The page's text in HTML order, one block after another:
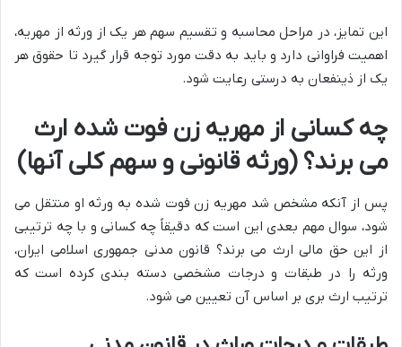
این تمایز، در مراحل محاسبه و تقسیم سهم هر یک از ورثه از مهریه،
اهمیت فراوانی دارد و باید به دقت مورد توجه قرار گیرد تا حقوق هر
یک از ذینفعان به درستی رعایت شود.
چه کسانی از مهریه زن فوت شده ارث
می برند؟ (ورثه قانونی و سهم کلی آنها)
پس از آنکه مشخص شد مهریه زن فوت شده به ورثه او منتقل می
شود، سوال مهم بعدی این است که دقیقاً چه کسانی و با چه ترتیبی
از این حق مالی ارث می برند؟ قانون مدنی جمهوری اسلامی ایران،
ورثه را در طبقات و درجات مشخصی دسته بندی کرده است که
ترتیب ارث بری بر اساس آن تعیین می شود.